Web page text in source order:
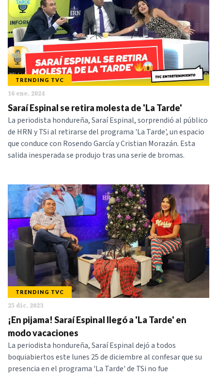
TRENDING TVC
16 ene. 2024
Saraí Espinal se retira molesta de 'La Tarde'
La periodista hondureña, Saraí Espinal, sorprendió al público
de HRN y TSi al retirarse del programa 'La Tarde', un espacio
que conduce con Rosendo García y Cristian Morazán. Esta
salida inesperada se produjo tras una serie de bromas.
TRENDING TVC
25 dic. 2023
¡En pijama! Saraí Espinal llegó a 'La Tarde' en
modo vacaciones
La periodista hondureña, Saraí Espinal dejó a todos
boquiabiertos este lunes 25 de diciembre al confesar que su
presencia en el programa 'La Tarde' de TSi no fue